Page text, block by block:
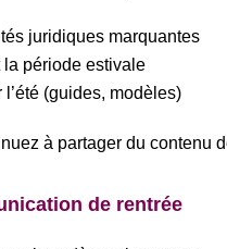
juridiques marquantes
période estivale
(guides, modèles)
à partager du contenu
de rentrée